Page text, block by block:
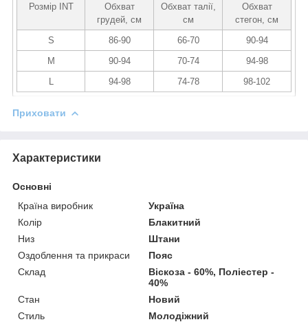
Розмір INT
Обхват
грудей, см
Обхват талії,
см
Обхват
стегон, см
S
86-90 66-70
90-94
M
90-94 70-74
94-98
94-98 74-78 98-102
Приховати
Характеристики
Основні
Країна виробник
Україна
Колір
Блакитний
Низ
Штани
Оздоблення та прикраси
Пояс
Склад
Віскоза - 60%, Поліестер -
40%
Стан
Новий
Стиль
Молодіжний